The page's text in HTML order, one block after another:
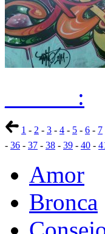
______:
1 - 2 - 3 - 4 - 5 - 6 - 7
- 36 - 37 - 38 - 39 - 40 -
Amor
Bronca